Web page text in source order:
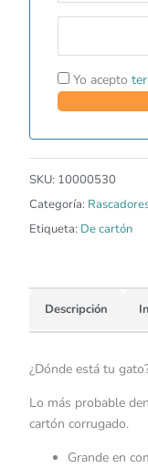
Yo acepto
SKU: 10000530
Categoría:
Etiqueta: De cartón
Descripción
¿Dónde está tu
Lo más probable
cartón corrugado.
Grande en